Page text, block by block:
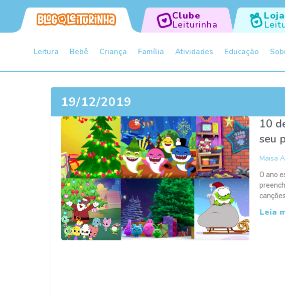
Clube
Leiturinha
Loja
Leitura Bebê Criança Família Atividades Educação
19/12/2019
10
seu
Maisa
O ano
Leia